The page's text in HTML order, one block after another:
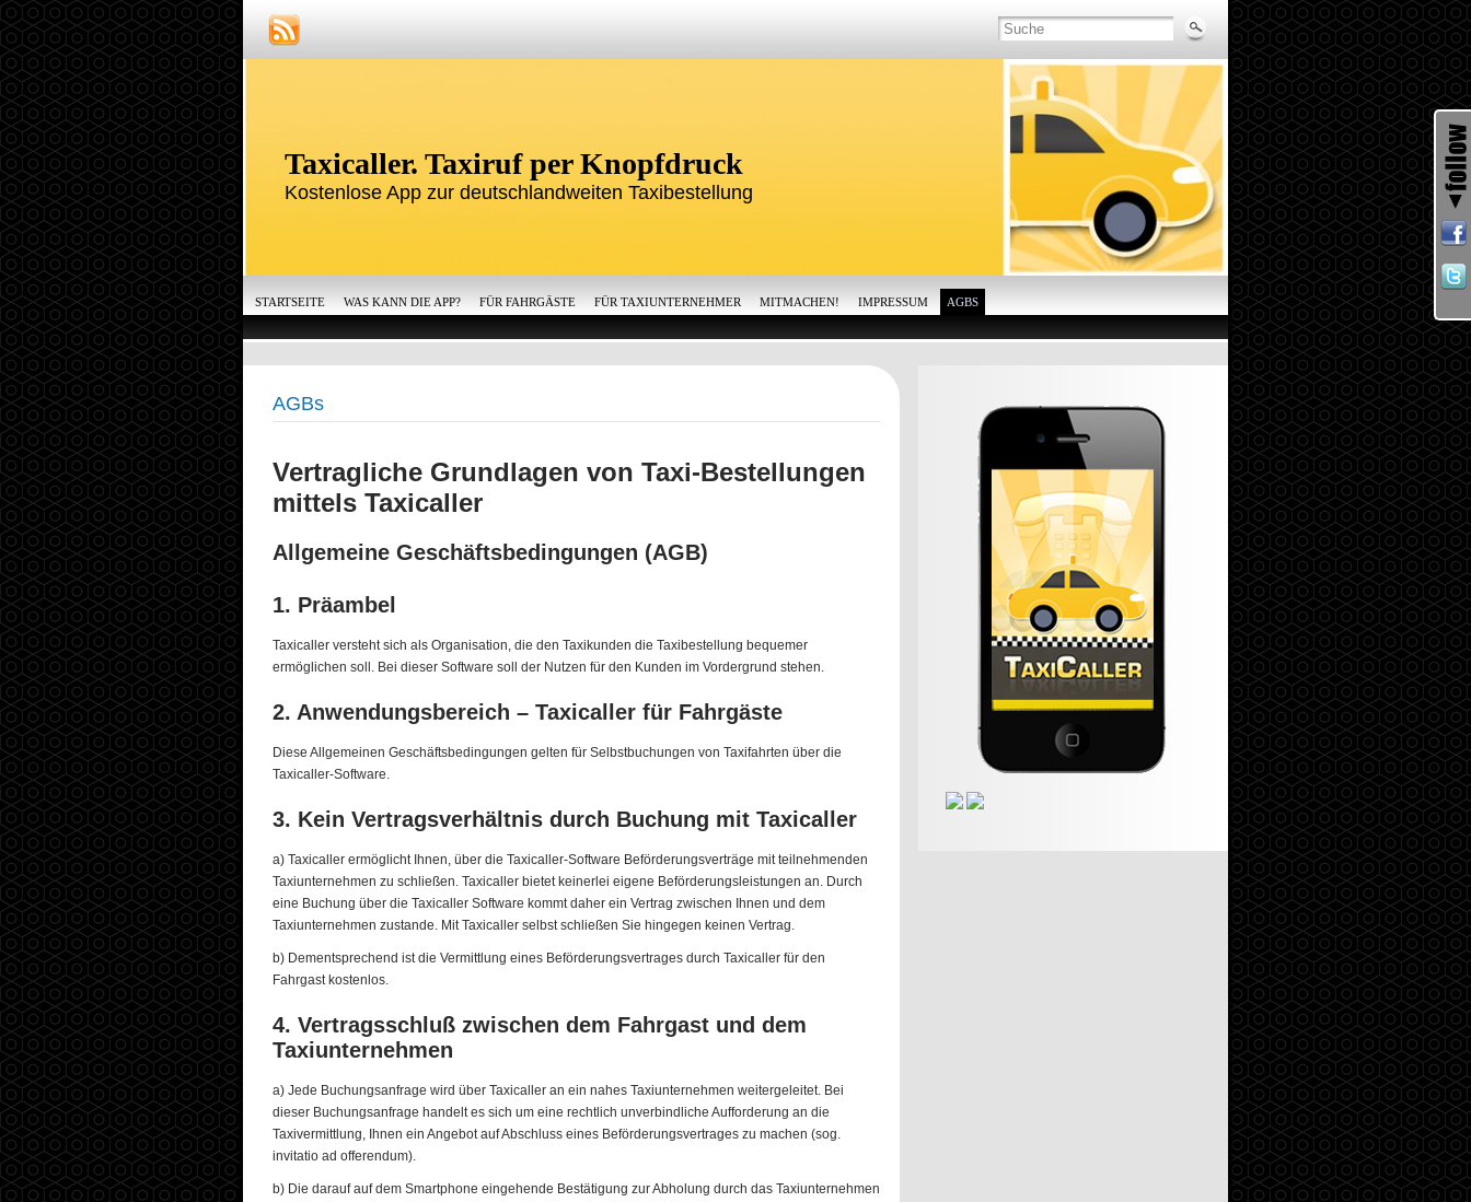
Taxicaller. Taxiruf per Knopfdruck
Kostenlose App zur deutschlandweiten Taxibestellung
STARTSEITE WAS KANN DIE APP? FÜR FAHRGÄSTE FÜR TAXIUNTERNEHMER MITMACHEN! IMPRESSUM AGBS
AGBs
Vertragliche Grundlagen von Taxi-Bestellungen
mittels Taxicaller
Allgemeine Geschäftsbedingungen (AGB)
1. Präambel
Taxicaller versteht sich als Organisation, die den Taxikunden die Taxibestellung bequemer
ermöglichen soll. Bei dieser Software soll der Nutzen für den Kunden im Vordergrund stehen.
2. Anwendungsbereich – Taxicaller für Fahrgäste
Diese Allgemeinen Geschäftsbedingungen gelten für Selbstbuchungen von Taxifahrten über die
Taxicaller-Software.
3. Kein Vertragsverhältnis durch Buchung mit Taxicaller
a) Taxicaller ermöglicht Ihnen, über die Taxicaller-Software Beförderungsverträge mit teilnehmenden
Taxiunternehmen zu schließen. Taxicaller bietet keinerlei eigene Beförderungsleistungen an. Durch
eine Buchung über die Taxicaller Software kommt daher ein Vertrag zwischen Ihnen und dem
Taxiunternehmen zustande. Mit Taxicaller selbst schließen Sie hingegen keinen Vertrag.
b) Dementsprechend ist die Vermittlung eines Beförderungsvertrages durch Taxicaller für den
Fahrgast kostenlos.
4. Vertragsschluß zwischen dem Fahrgast und dem
Taxiunternehmen
a) Jede Buchungsanfrage wird über Taxicaller an ein nahes Taxiunternehmen weitergeleitet. Bei
dieser Buchungsanfrage handelt es sich um eine rechtlich unverbindliche Aufforderung an die
Taxivermittlung, Ihnen ein Angebot auf Abschluss eines Beförderungsvertrages zu machen (sog.
invitatio ad offerendum).
b) Die darauf auf dem Smartphone eingehende Bestätigung zur Abholung durch das Taxiunternehmen